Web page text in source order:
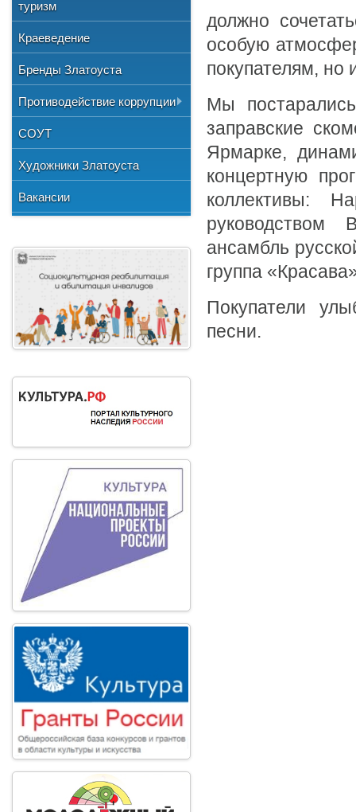
должно
особую
покупателям, но
Мы
заправские
Ярмарке,
концертную
коллективы:
руководством
ансамбль
группа
Покупатели
песни.
Учетная политика
и отдыха
№3"
"Детская школа искусств №1"
"Детская школа искусств №3"
Городской методический совет
Национальные культурные
центры
Литературное объединение
"Мартен"
Профсоюзная организация
обслуживания
Нормативно-правовая база
Фото
Видео
туризм
Краеведение
Бренды Златоуста
Противодействие коррупции
Документы
Сведения о доходах
Формы документов
СОУТ
Художники Златоуста
Вакансии